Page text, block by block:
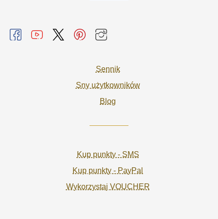
Sennik
Sny użytkowników
Blog
Kup punkty - SMS
Kup punkty - PayPal
Wykorzystaj VOUCHER